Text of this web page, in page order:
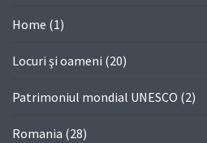
Home (1)
Locuri şi oameni (20)
Patrimoniul mondial UNESCO (2)
Romania (28)